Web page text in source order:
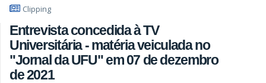
Clipping
Entrevista concedida à TV
Universitária - matéria veiculada no
"Jornal da UFU" em 07 de dezembro
de 2021